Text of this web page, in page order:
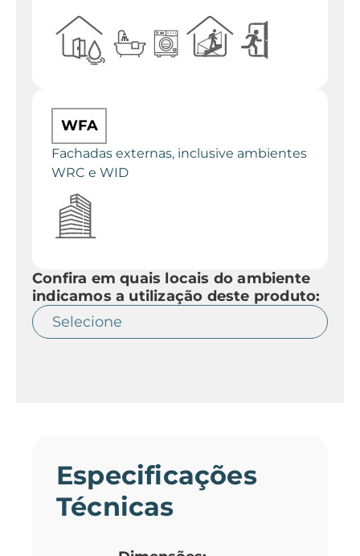
WFA
Fachadas externas, inclusive ambientes
WRC e WID
Confira em quais locais do ambiente
indicamos a utilização deste produto:
Especificações
Técnicas